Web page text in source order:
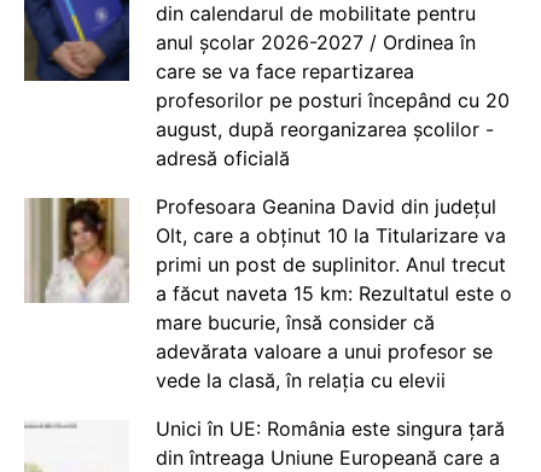
din calendarul de mobilitate pentru
anul școlar 2026-2027 / Ordinea în
care se va face repartizarea
profesorilor pe posturi începând cu 20
august, după reorganizarea școlilor -
adresă oficială
Profesoara Geanina David din județul
Olt, care a obținut 10 la Titularizare va
primi un post de suplinitor. Anul trecut
a făcut naveta 15 km: Rezultatul este o
mare bucurie, însă consider că
adevărata valoare a unui profesor se
vede la clasă, în relația cu elevii
Unici în UE: România este singura țară
din întreaga Uniune Europeană care a